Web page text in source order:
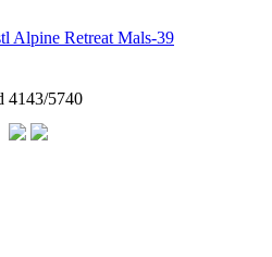
Alpine Retreat Mals-39
4143/5740